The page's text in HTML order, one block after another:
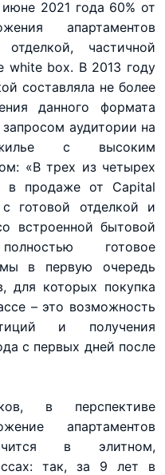
2021 года 60% от
апартаментов
частичной
white box. В 2013 году
составляла не более
данного формата
аудитории на
с высоким
«В трех из четырех
в продаже от Capital
готовой отделкой и
встроенной бытовой
готовое
в первую очередь
для которых покупка
– это возможность
и получения
с первых дней после
в перспективе
апартаментов
в элитном,
так, за 9 лет в